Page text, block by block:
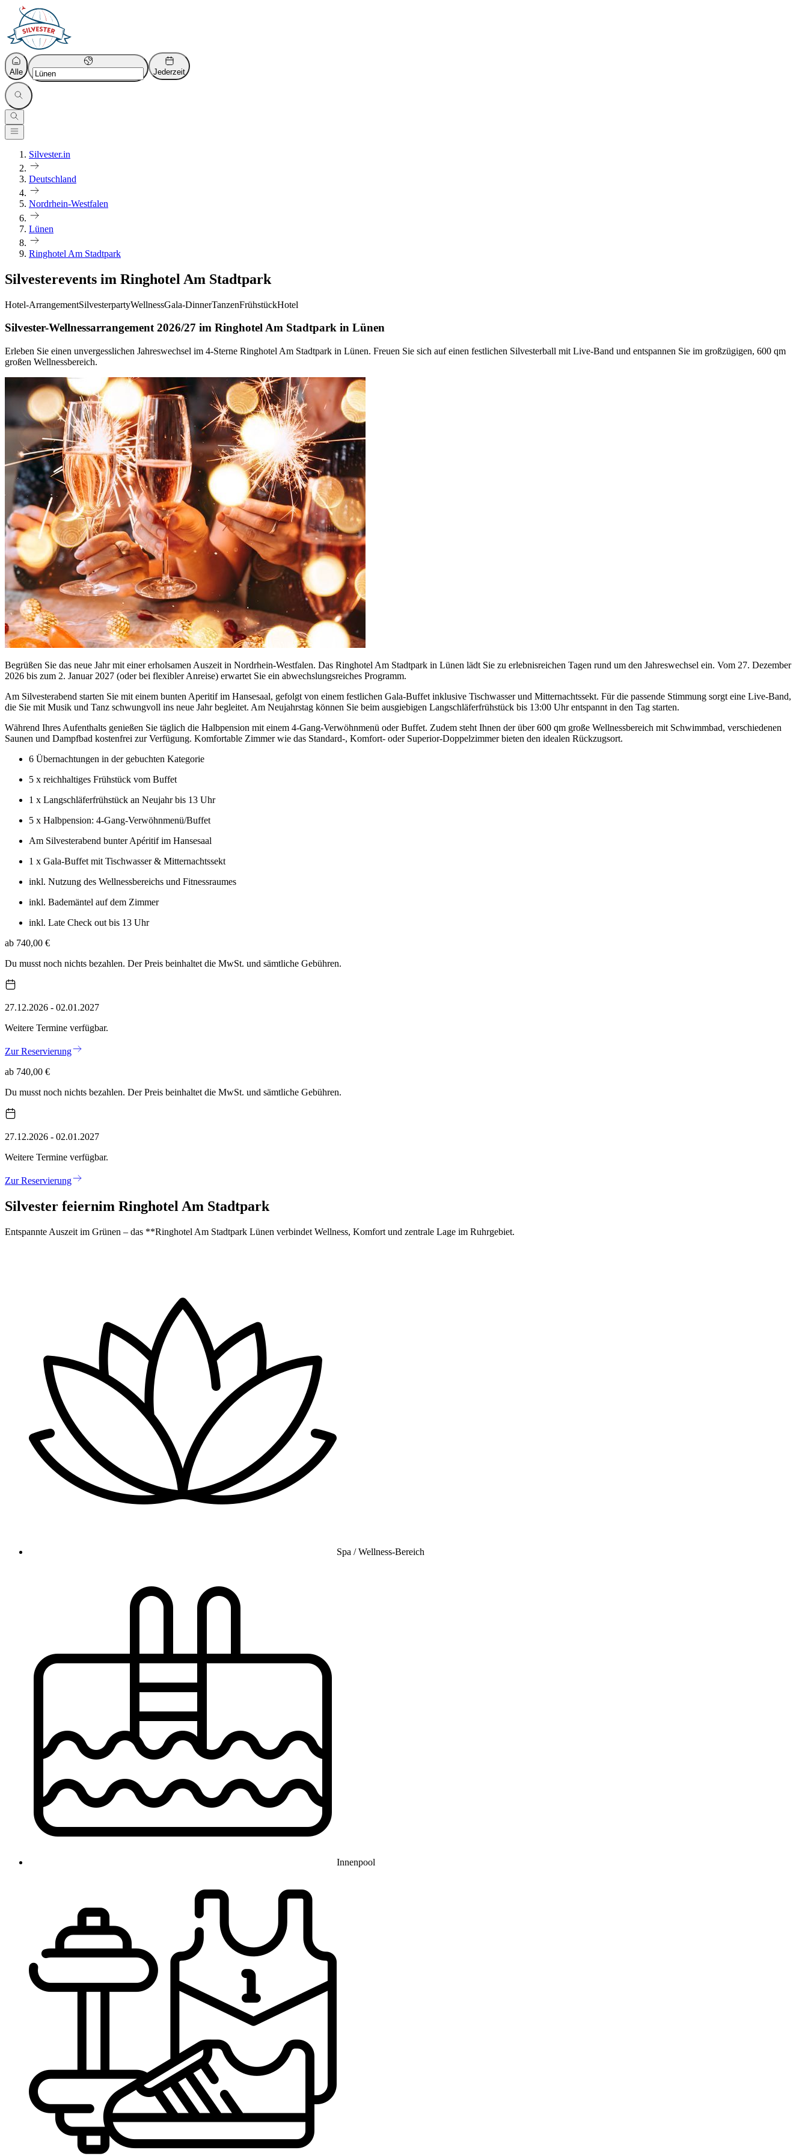
Alle Jederzeit
Silvester.in
Deutschland
Nordrhein-Westfalen
Lünen
Ringhotel Am Stadtpark
Silvesterevents im Ringhotel Am Stadtpark
Hotel-ArrangementSilvesterpartyWellnessGala-DinnerTanzenFrühstückHotel
Silvester-Wellnessarrangement 2026/27 im Ringhotel Am Stadtpark in Lünen
Erleben Sie einen unvergesslichen Jahreswechsel im 4-Sterne Ringhotel Am Stadtpark in Lünen. Freuen Sie sich auf einen festlichen Silvesterball mit Live-Band und entspannen Sie im großzügigen, 600 qm
großen Wellnessbereich.
Begrüßen Sie das neue Jahr mit einer erholsamen Auszeit in Nordrhein-Westfalen. Das Ringhotel Am Stadtpark in Lünen lädt Sie zu erlebnisreichen Tagen rund um den Jahreswechsel ein. Vom 27. Dezember
2026 bis zum 2. Januar 2027 (oder bei flexibler Anreise) erwartet Sie ein abwechslungsreiches Programm.
Am Silvesterabend starten Sie mit einem bunten Aperitif im Hansesaal, gefolgt von einem festlichen Gala-Buffet inklusive Tischwasser und Mitternachtssekt. Für die passende Stimmung sorgt eine Live-Band,
die Sie mit Musik und Tanz schwungvoll ins neue Jahr begleitet. Am Neujahrstag können Sie beim ausgiebigen Langschläferfrühstück bis 13:00 Uhr entspannt in den Tag starten.
Während Ihres Aufenthalts genießen Sie täglich die Halbpension mit einem 4-Gang-Verwöhnmenü oder Buffet. Zudem steht Ihnen der über 600 qm große Wellnessbereich mit Schwimmbad, verschiedenen
Saunen und Dampfbad kostenfrei zur Verfügung. Komfortable Zimmer wie das Standard-, Komfort- oder Superior-Doppelzimmer bieten den idealen Rückzugsort.
6 Übernachtungen in der gebuchten Kategorie
5 x reichhaltiges Frühstück vom Buffet
1 x Langschläferfrühstück an Neujahr bis 13 Uhr
5 x Halbpension: 4-Gang-Verwöhnmenü/Buffet
Am Silvesterabend bunter Apéritif im Hansesaal
1 x Gala-Buffet mit Tischwasser & Mitternachtssekt
inkl. Nutzung des Wellnessbereichs und Fitnessraumes
inkl. Bademäntel auf dem Zimmer
inkl. Late Check out bis 13 Uhr
ab 740,00 €
Du musst noch nichts bezahlen. Der Preis beinhaltet die MwSt. und sämtliche Gebühren.
27.12.2026 - 02.01.2027
Weitere Termine verfügbar.
Zur Reservierung
ab 740,00 €
Du musst noch nichts bezahlen. Der Preis beinhaltet die MwSt. und sämtliche Gebühren.
27.12.2026 - 02.01.2027
Weitere Termine verfügbar.
Zur Reservierung
Silvester feiernim Ringhotel Am Stadtpark
Entspannte Auszeit im Grünen – das **Ringhotel Am Stadtpark Lünen verbindet Wellness, Komfort und zentrale Lage im Ruhrgebiet.
Spa / Wellness-Bereich
Innenpool